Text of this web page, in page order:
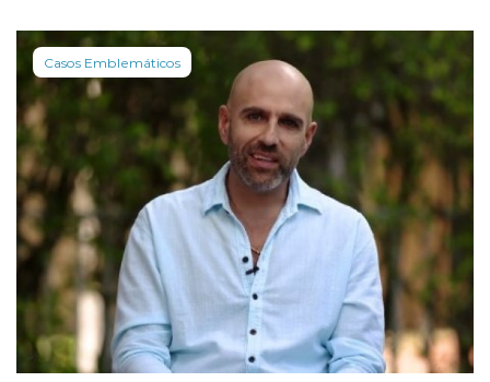
Casos Emblemáticos